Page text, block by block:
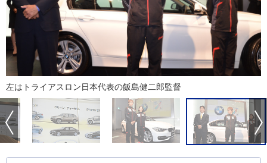
左はトライアスロン日本代表の飯島健二郎監督